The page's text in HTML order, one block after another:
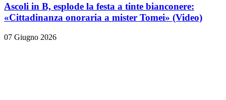
Ascoli in B, esplode la festa a tinte bianconere:
«Cittadinanza onoraria a mister Tomei» (Video)
07 Giugno 2026